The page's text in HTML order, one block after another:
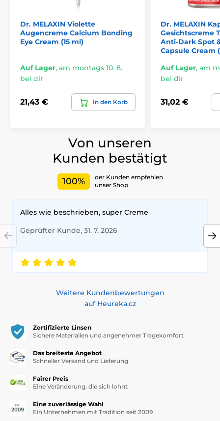
Dr. MELAXIN Violette
Augencreme Calcium Bonding
Eye Cream (15 ml)
Auf Lager, am montags 10. 8.
bei dir
21,43 € In den Korb
Dr. MELAXIN
Gesichtscreme
Anti-Dark Spot
Capsule Cream
Auf Lager, am
bei dir
31,02 €
Von unseren
Kunden bestätigt
100%
der Kunden empfehlen
unser Shop
Alles wie beschrieben, super Creme
Geprüfter Kunde, 31. 7. 2026
Weitere Kundenbewertungen
auf Heureka.cz
Zertifizierte Linsen
Sichere Materialien und angenehmer Tragekomfort
Das breiteste Angebot
Schneller Versand und Lieferung
Fairer Preis
Eine Veränderung, die sich lohnt
Eine zuverlässige Wahl
Ein Unternehmen mit Tradition seit 2009